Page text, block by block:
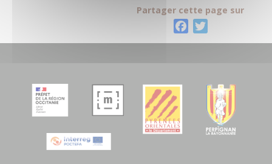
Partager cette page sur
t
e
r